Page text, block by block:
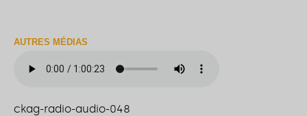
AUTRES MÉDIAS
ckag-radio-audio-048